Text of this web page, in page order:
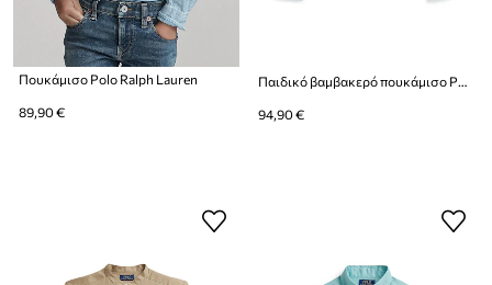
Πουκάμισο Polo Ralph Lauren
89,90 € 94,90 €